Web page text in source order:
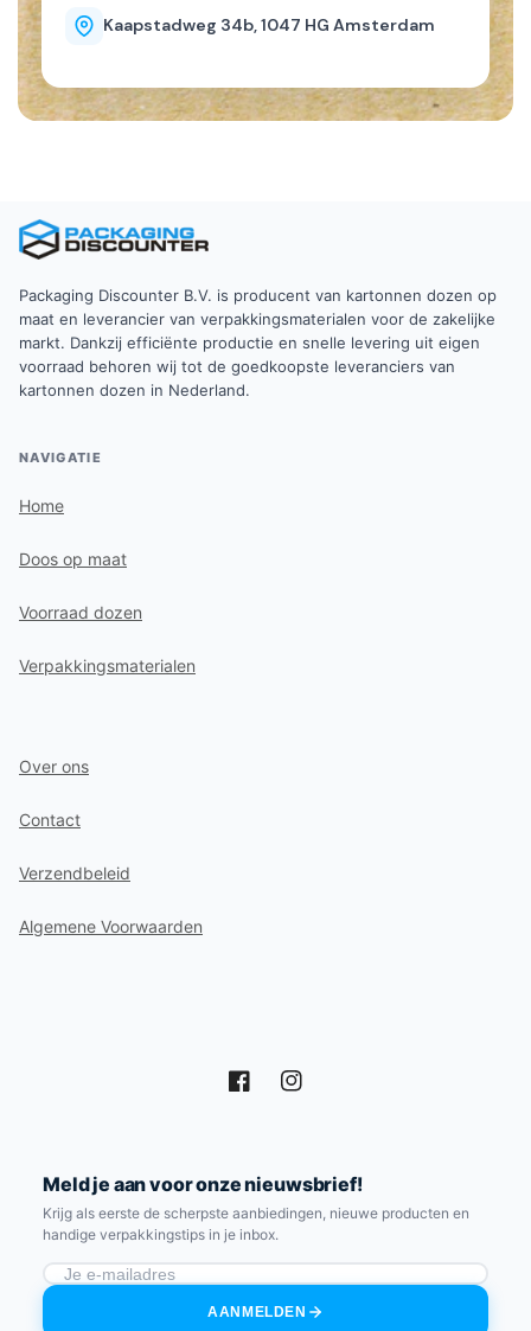
Kaapstadweg 34b, 1047 HG Amsterdam
Packaging Discounter B.V. is producent van kartonnen dozen op
maat en leverancier van verpakkingsmaterialen voor de zakelijke
markt. Dankzij efficiënte productie en snelle levering uit eigen
voorraad behoren wij tot de goedkoopste leveranciers van
kartonnen dozen in Nederland.
NAVIGATIE
Home
Doos op maat
Voorraad dozen
Verpakkingsmaterialen
Over ons
Contact
Verzendbeleid
Algemene Voorwaarden
FacebookInstagram
Meld je aan voor onze nieuwsbrief!
Krijg als eerste de scherpste aanbiedingen, nieuwe producten en
handige verpakkingstips in je inbox.
AANMELDEN